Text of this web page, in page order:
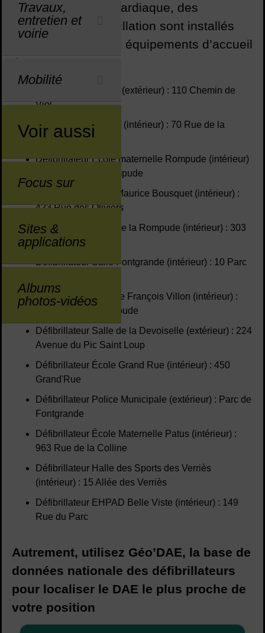
Travaux,
entretien et
voirie
Mobilité
Voir aussi
Focus sur
Sites &
applications
Albums
photos-vidéos
En cas d’urgence cardiaque, des
systèmes de défibrillation sont installés
dans les principaux équipements d’accueil
de personnes.
Défibrillateur Tennis (extérieur) : 110 Chemin de
Viol
Défibrillateur Valène (intérieur) : 70 Rue de la
Rompude
Défibrillateur École maternelle Rompude (intérieur)
: 122 Rue de la Rompude
Défibrillateur Salle Maurice Bousquet (intérieur) :
423 Rue des Oliviers
Défibrillateur Salle de la Rompude (intérieur) : 303
Rue de la Rompude
Défibrillateur Salle Fontgrande (intérieur) : 10 Parc
Défibrillateur Collège François Villon (intérieur) :
360 Rue de la Rompude
Défibrillateur Salle de la Devoiselle (extérieur) : 224
Avenue du Pic Saint Loup
Défibrillateur École Grand Rue (intérieur) : 450
Grand'Rue
Défibrillateur Police Municipale (extérieur) : Parc de
Fontgrande
Défibrillateur École Maternelle Patus (intérieur) :
963 Rue de la Colline
Défibrillateur Halle des Sports des Verriès
(intérieur) : 15 Allée des Verriès
Défibrillateur EHPAD Belle Viste (intérieur) : 149
Rue du Parc
Autrement, utilisez Géo’DAE, la base de
données nationale des défibrillateurs
pour localiser le DAE le plus proche de
votre position